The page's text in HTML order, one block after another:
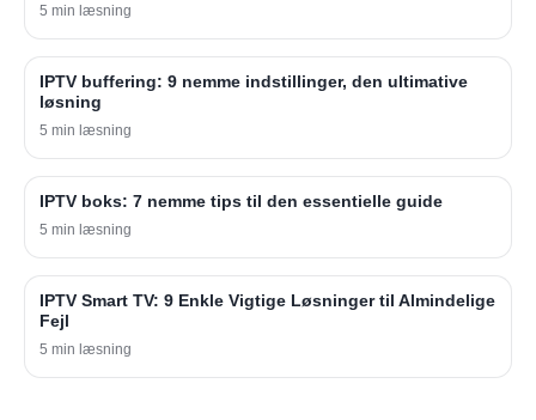
5 min læsning
IPTV buffering: 9 nemme indstillinger, den ultimative
løsning
5 min læsning
IPTV boks: 7 nemme tips til den essentielle guide
5 min læsning
IPTV Smart TV: 9 Enkle Vigtige Løsninger til Almindelige
Fejl
5 min læsning